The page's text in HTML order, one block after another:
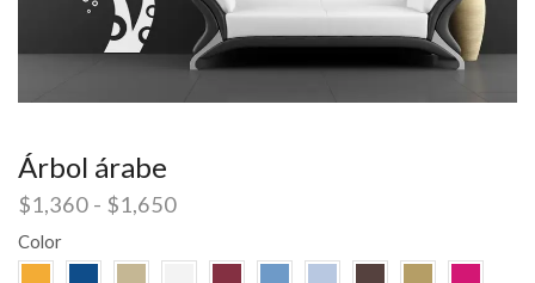
Árbol árabe
$1,360 - $1,650
Color